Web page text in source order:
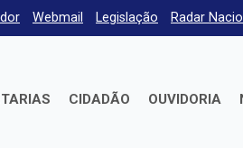
Webmail Legislação Radar
CIDADÃO OUVIDORIA